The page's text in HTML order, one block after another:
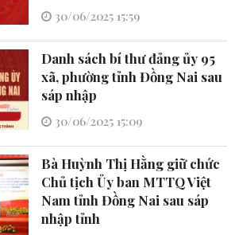
30/06/2025 15:59
Danh sách bí thư đảng ủy 95
xã, phường tỉnh Đồng Nai sau
sáp nhập
30/06/2025 15:09
Bà Huỳnh Thị Hằng giữ chức
Chủ tịch Ủy ban MTTQ Việt
Nam tỉnh Đồng Nai sau sáp
nhập tỉnh